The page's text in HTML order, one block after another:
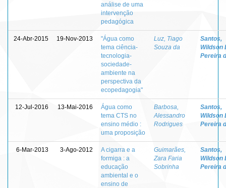
análise de uma
intervenção
pedagógica
24-Abr-2015 19-Nov-2013
"Água como
tema ciência-
tecnologia-
sociedade-
ambiente na
perspectiva da
ecopedagogia"
Luz, Tiago
Souza da
Santos,
Wildson
Pereira
12-Jul-2016 13-Mai-2016
Água como
tema CTS no
ensino médio :
uma proposição
Barbosa,
Alessandro
Rodrigues
Santos,
Wildson
Pereira
6-Mar-2013 3-Ago-2012
A cigarra e a
formiga : a
educação
ambiental e o
ensino de
Guimarães,
Zara Faria
Sobrinha
Santos,
Wildson
Pereira